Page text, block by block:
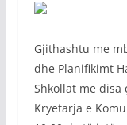
Gjithashtu me
dhe Planifikimt
Shkollat me disa
Kryetarja e